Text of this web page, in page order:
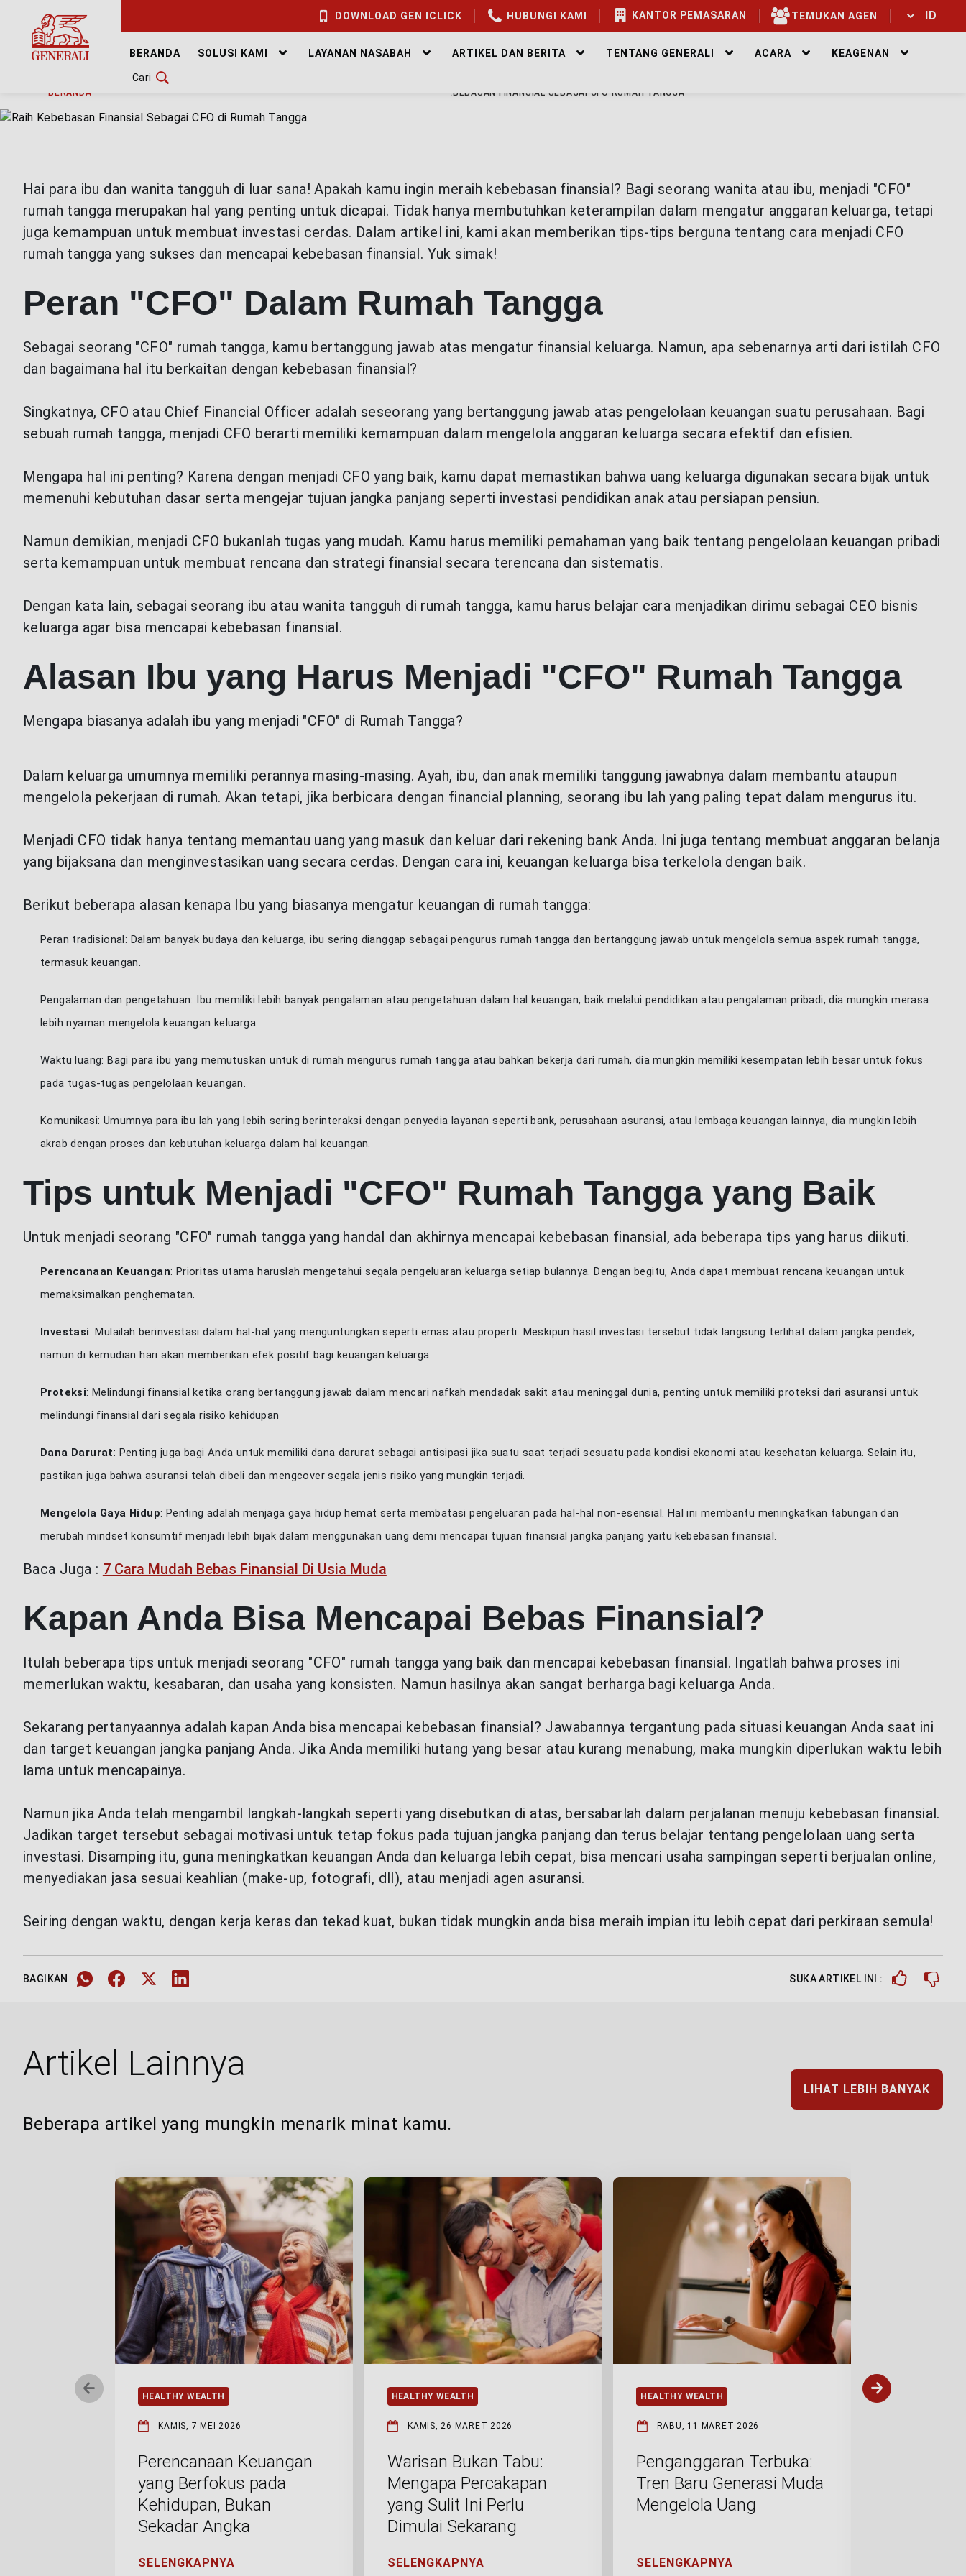
DOWNLOAD GEN ICLICK HUBUNGI KAMI KANTOR PEMASARAN TEMUKAN AGEN ID
BERANDA SOLUSI KAMI LAYANAN NASABAH ARTIKEL DAN BERITA TENTANG GENERALI ACARA KEAGENAN
Cari
BERANDA RAIH KEBEBASAN FINANSIAL SEBAGAI CFO RUMAH TANGGA
RABU, 17 JANUARI 2024
Hai para ibu dan wanita tangguh di luar sana! Apakah kamu ingin meraih kebebasan finansial? Bagi seorang wanita atau ibu, menjadi "CFO"
rumah tangga merupakan hal yang penting untuk dicapai. Tidak hanya membutuhkan keterampilan dalam mengatur anggaran keluarga, tetapi
juga kemampuan untuk membuat investasi cerdas. Dalam artikel ini, kami akan memberikan tips-tips berguna tentang cara menjadi CFO
rumah tangga yang sukses dan mencapai kebebasan finansial. Yuk simak!
Peran "CFO" Dalam Rumah Tangga
Sebagai seorang "CFO" rumah tangga, kamu bertanggung jawab atas mengatur finansial keluarga. Namun, apa sebenarnya arti dari istilah CFO
dan bagaimana hal itu berkaitan dengan kebebasan finansial?
Singkatnya, CFO atau Chief Financial Officer adalah seseorang yang bertanggung jawab atas pengelolaan keuangan suatu perusahaan. Bagi
sebuah rumah tangga, menjadi CFO berarti memiliki kemampuan dalam mengelola anggaran keluarga secara efektif dan efisien.
Mengapa hal ini penting? Karena dengan menjadi CFO yang baik, kamu dapat memastikan bahwa uang keluarga digunakan secara bijak untuk
memenuhi kebutuhan dasar serta mengejar tujuan jangka panjang seperti investasi pendidikan anak atau persiapan pensiun.
Namun demikian, menjadi CFO bukanlah tugas yang mudah. Kamu harus memiliki pemahaman yang baik tentang pengelolaan keuangan pribadi
serta kemampuan untuk membuat rencana dan strategi finansial secara terencana dan sistematis.
Dengan kata lain, sebagai seorang ibu atau wanita tangguh di rumah tangga, kamu harus belajar cara menjadikan dirimu sebagai CEO bisnis
keluarga agar bisa mencapai kebebasan finansial.
Alasan Ibu yang Harus Menjadi "CFO" Rumah Tangga
Mengapa biasanya adalah ibu yang menjadi "CFO" di Rumah Tangga?
Dalam keluarga umumnya memiliki perannya masing-masing. Ayah, ibu, dan anak memiliki tanggung jawabnya dalam membantu ataupun
mengelola pekerjaan di rumah. Akan tetapi, jika berbicara dengan financial planning, seorang ibu lah yang paling tepat dalam mengurus itu.
Menjadi CFO tidak hanya tentang memantau uang yang masuk dan keluar dari rekening bank Anda. Ini juga tentang membuat anggaran belanja
yang bijaksana dan menginvestasikan uang secara cerdas. Dengan cara ini, keuangan keluarga bisa terkelola dengan baik.
Berikut beberapa alasan kenapa Ibu yang biasanya mengatur keuangan di rumah tangga:
Peran tradisional: Dalam banyak budaya dan keluarga, ibu sering dianggap sebagai pengurus rumah tangga dan bertanggung jawab untuk mengelola semua aspek rumah tangga,
termasuk keuangan.
Pengalaman dan pengetahuan: Ibu memiliki lebih banyak pengalaman atau pengetahuan dalam hal keuangan, baik melalui pendidikan atau pengalaman pribadi, dia mungkin merasa
lebih nyaman mengelola keuangan keluarga.
Waktu luang: Bagi para ibu yang memutuskan untuk di rumah mengurus rumah tangga atau bahkan bekerja dari rumah, dia mungkin memiliki kesempatan lebih besar untuk fokus
pada tugas-tugas pengelolaan keuangan.
Komunikasi: Umumnya para ibu lah yang lebih sering berinteraksi dengan penyedia layanan seperti bank, perusahaan asuransi, atau lembaga keuangan lainnya, dia mungkin lebih
akrab dengan proses dan kebutuhan keluarga dalam hal keuangan.
Tips untuk Menjadi "CFO" Rumah Tangga yang Baik
Untuk menjadi seorang "CFO" rumah tangga yang handal dan akhirnya mencapai kebebasan finansial, ada beberapa tips yang harus diikuti.
Perencanaan Keuangan: Prioritas utama haruslah mengetahui segala pengeluaran keluarga setiap bulannya. Dengan begitu, Anda dapat membuat rencana keuangan untuk
memaksimalkan penghematan.
Investasi: Mulailah berinvestasi dalam hal-hal yang menguntungkan seperti emas atau properti. Meskipun hasil investasi tersebut tidak langsung terlihat dalam jangka pendek,
namun di kemudian hari akan memberikan efek positif bagi keuangan keluarga.
Proteksi: Melindungi finansial ketika orang bertanggung jawab dalam mencari nafkah mendadak sakit atau meninggal dunia, penting untuk memiliki proteksi dari asuransi untuk
melindungi finansial dari segala risiko kehidupan
Dana Darurat: Penting juga bagi Anda untuk memiliki dana darurat sebagai antisipasi jika suatu saat terjadi sesuatu pada kondisi ekonomi atau kesehatan keluarga. Selain itu,
pastikan juga bahwa asuransi telah dibeli dan mengcover segala jenis risiko yang mungkin terjadi.
Mengelola Gaya Hidup: Penting adalah menjaga gaya hidup hemat serta membatasi pengeluaran pada hal-hal non-esensial. Hal ini membantu meningkatkan tabungan dan
merubah mindset konsumtif menjadi lebih bijak dalam menggunakan uang demi mencapai tujuan finansial jangka panjang yaitu kebebasan finansial.
Baca Juga : 7 Cara Mudah Bebas Finansial Di Usia Muda
Kapan Anda Bisa Mencapai Bebas Finansial?
Itulah beberapa tips untuk menjadi seorang "CFO" rumah tangga yang baik dan mencapai kebebasan finansial. Ingatlah bahwa proses ini
memerlukan waktu, kesabaran, dan usaha yang konsisten. Namun hasilnya akan sangat berharga bagi keluarga Anda.
Sekarang pertanyaannya adalah kapan Anda bisa mencapai kebebasan finansial? Jawabannya tergantung pada situasi keuangan Anda saat ini
dan target keuangan jangka panjang Anda. Jika Anda memiliki hutang yang besar atau kurang menabung, maka mungkin diperlukan waktu lebih
lama untuk mencapainya.
Namun jika Anda telah mengambil langkah-langkah seperti yang disebutkan di atas, bersabarlah dalam perjalanan menuju kebebasan finansial.
Jadikan target tersebut sebagai motivasi untuk tetap fokus pada tujuan jangka panjang dan terus belajar tentang pengelolaan uang serta
investasi. Disamping itu, guna meningkatkan keuangan Anda dan keluarga lebih cepat, bisa mencari usaha sampingan seperti berjualan online,
menyediakan jasa sesuai keahlian (make-up, fotografi, dll), atau menjadi agen asuransi.
Seiring dengan waktu, dengan kerja keras dan tekad kuat, bukan tidak mungkin anda bisa meraih impian itu lebih cepat dari perkiraan semula!
BAGIKAN SUKA ARTIKEL INI :
Artikel Lainnya
Beberapa artikel yang mungkin menarik minat kamu.
LIHAT LEBIH BANYAK
HEALTHY WEALTH
KAMIS, 7 MEI 2026
Perencanaan Keuangan
yang Berfokus pada
Kehidupan, Bukan
Sekadar Angka
SELENGKAPNYA
HEALTHY WEALTH
KAMIS, 26 MARET 2026
Warisan Bukan Tabu:
Mengapa Percakapan
yang Sulit Ini Perlu
Dimulai Sekarang
SELENGKAPNYA
HEALTHY WEALTH
RABU, 11 MARET 2026
Penganggaran Terbuka:
Tren Baru Generasi Muda
Mengelola Uang
SELENGKAPNYA
HEALTHY
Kami menggunakan cookie untuk meningkatkan kualitas layanan kami dan
memberikan Anda pengalaman yang lebih baik. Cookie menganalisis bagian
dapat menyajikan informasi yang relevan. Pelajari lebih lanjut mengenai
GANTI BAHASA ID EN
DOWNLOAD GEN ICLICK
TEMUKAN AGEN
ARTIKEL DAN BERITA
TENTANG GENERALI
ACARA